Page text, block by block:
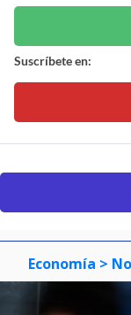
Suscríbete en:
Economía >